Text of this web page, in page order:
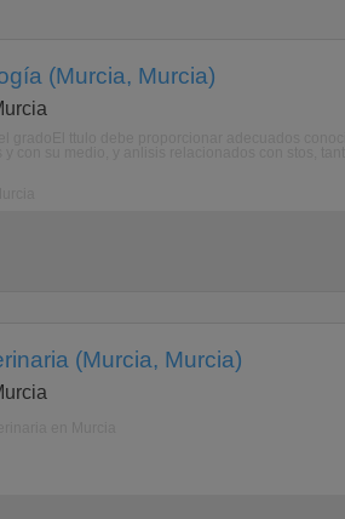
(Murcia, Murcia)
(Murcia, Murcia)